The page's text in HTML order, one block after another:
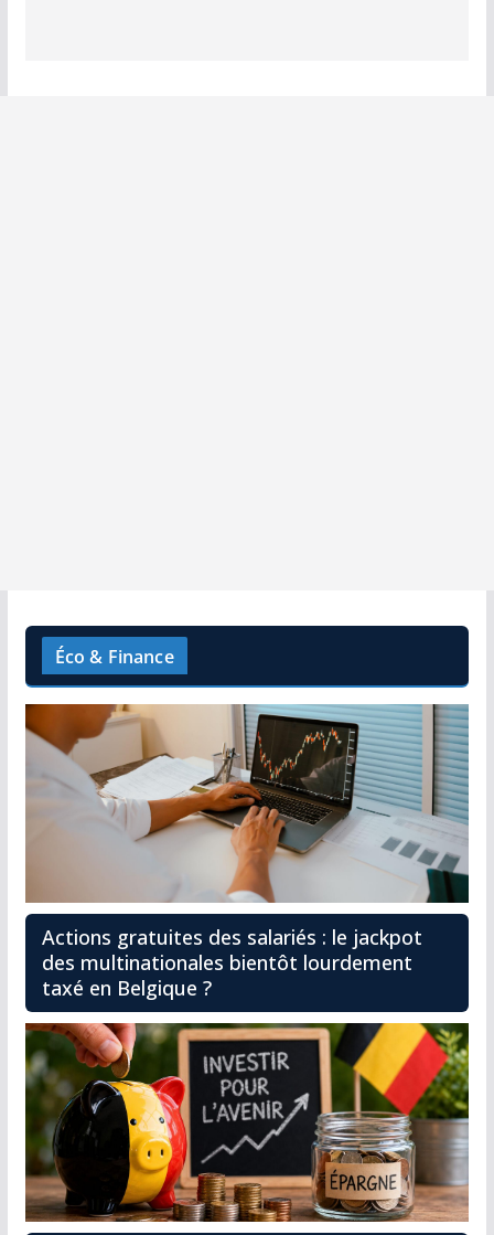
Éco & Finance
Actions gratuites des salariés : le jackpot
des multinationales bientôt lourdement
taxé en Belgique ?